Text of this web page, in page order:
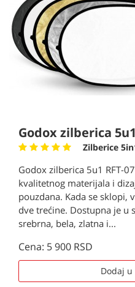
Godox zilberica
Zilberice
Godox zilberica 5u1 RFT-
kvalitetnog materijala i
pouzdana. Kada se sklopi,
dve trećine. Dostupna je u
srebrna, bela, zlatna i...
Cena: 5 900 RSD
Dodaj